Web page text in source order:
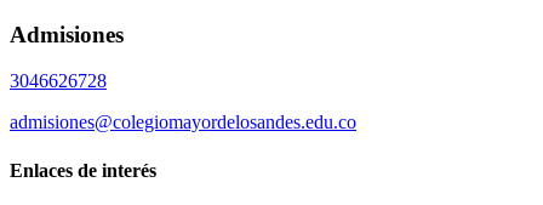
Admisiones
3046626728
admisiones@colegiomayordelosandes.edu.co
Enlaces de interés